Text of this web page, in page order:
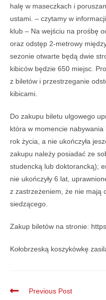
halę w maseczkach i
ustami. – czytamy w
klub – Na wejściu na prośbę
oraz odstęp 2-metrowy
sezonie otwarte będą dwie
kibiców będzie 650 miejsc.
z biletów i przestrzeganie
kibicami.
Do zakupu biletu ulgowego
która w momencie
rok życia, a nie ukończyła
zakupu należy posiadać ze
studencką lub doktorancką);
nie ukończyły 6 lat,
z zastrzeżeniem, że nie mają
siedzącego.
Zakup biletów na stronie:
Kołobrzeską koszykówkę
Previous Post